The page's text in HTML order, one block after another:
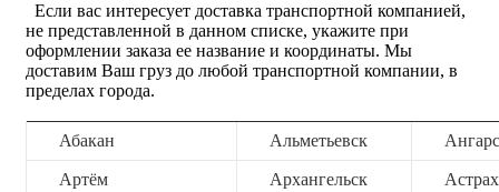
Если вас интересует доставка транспортной компанией,
не представленной в данном списке, укажите при
оформлении заказа ее название и координаты. Мы
доставим Ваш груз до любой транспортной компании, в
пределах города.
Абакан Альметьевск
Артём Архангельск